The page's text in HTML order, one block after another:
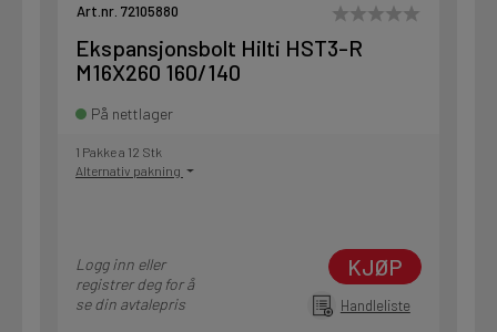
Art.nr. 72105880
Ekspansjonsbolt Hilti HST3-R
M16X260 160/140
På nettlager
1 Pakke a 12 Stk
Alternativ pakning
Logg inn eller
registrer deg for å
se din avtalepris
KJØP
Handleliste